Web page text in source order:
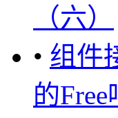
（六）
• 组件
的